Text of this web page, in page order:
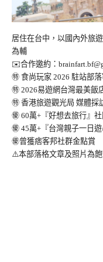
居住在台中，以國內外旅
為輔
✉️合作邀約：
㊕ 食尚玩家 2026 駐站部
㊕ 2026易遊網台灣最美飯
㊕ 香港旅遊觀光局 媒體採
㊝ 60萬+『好想去旅行』
㊝ 45萬+『台灣親子一日
㊝曾獲痞客邦社群金點賞
⚠️本部落格文章及照片為